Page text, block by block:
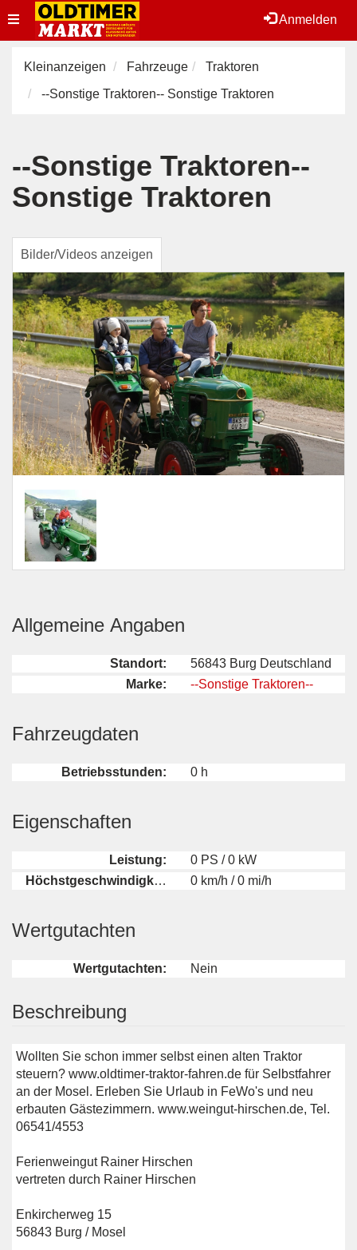
Anmelden
Toggle
navigation
Kleinanzeigen Fahrzeuge
Traktoren
--Sonstige Traktoren-- Sonstige Traktoren
--Sonstige Traktoren--
Sonstige Traktoren
Bilder/Videos anzeigen
Allgemeine Angaben
Standort:
56843 Burg Deutschland
Marke:
--Sonstige Traktoren--
Fahrzeugdaten
Betriebsstunden: 0 h
Eigenschaften
Leistung:
0 PS / 0 kW
Höchstgeschwindigkeit:
0 km/h / 0 mi/h
Wertgutachten
Wertgutachten: Nein
Beschreibung
Wollten Sie schon immer selbst einen alten Traktor
steuern? www.oldtimer-traktor-fahren.de für Selbstfahrer
an der Mosel. Erleben Sie Urlaub in FeWo's und neu
erbauten Gästezimmern. www.weingut-hirschen.de, Tel.
06541/4553
Ferienweingut Rainer Hirschen
vertreten durch Rainer Hirschen
Enkircherweg 15
56843 Burg / Mosel